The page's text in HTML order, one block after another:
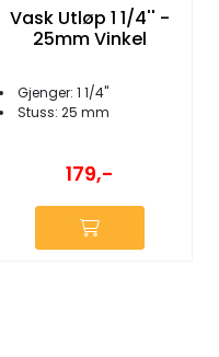
Vask Utløp 1 1/4'' -
25mm Vinkel
Gjenger: 1 1/4"
Stuss: 25 mm
179,-